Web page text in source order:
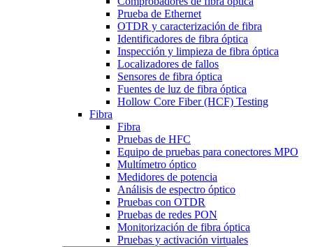
Prueba de Ethernet
OTDR y caracterización de fibra
Identificadores de fibra óptica
Inspección y limpieza de fibra óptica
Localizadores de fallos
Sensores de fibra óptica
Fuentes de luz de fibra óptica
Hollow Core Fiber (HCF) Testing
Fibra
Fibra
Pruebas de HFC
Equipo de pruebas para conectores MPO
Multímetro óptico
Medidores de potencia
Análisis de espectro óptico
Pruebas con OTDR
Pruebas de redes PON
Monitorización de fibra óptica
Pruebas y activación virtuales